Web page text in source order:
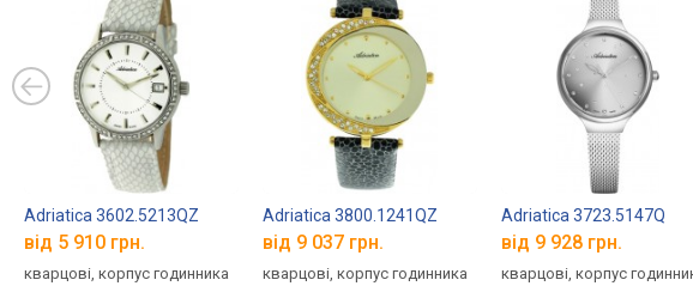
Adriatica 3602.5213QZ
від 5 910 грн.
кварцові, корпус годинника
Adriatica 3800.1241QZ
від 9 037 грн.
кварцові, корпус годинника
Adriatica 3723.5147Q
від 9 928 грн.
кварцові, корпус